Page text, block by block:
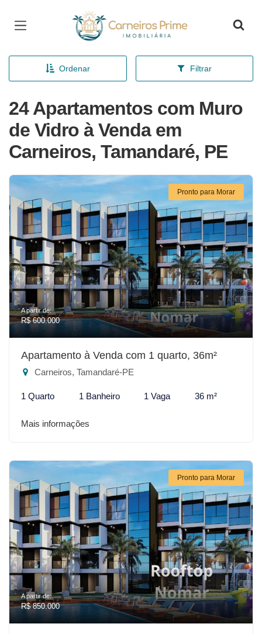
Página inicial
Ordenar Filtrar
24 Apartamentos com Muro
de Vidro à Venda em
Carneiros, Tamandaré, PE
Pronto para Morar
A partir de:
R$ 600.000
Apartamento à Venda com 1 quarto, 36m²
Carneiros, Tamandaré-PE
1 Quarto 1 Banheiro 1 Vaga 36 m²
Mais informações
Pronto para Morar
A partir de:
R$ 850.000